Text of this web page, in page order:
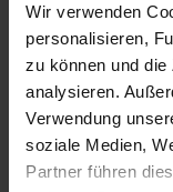
Wir verwenden
personalisieren,
zu können und
analysieren.
Verwendung
soziale Medien,
Partner führen
Gesamtschäden
dieser Basis erste
In einer weiteren
sollen
GmbH die
Jahr 2020 beim